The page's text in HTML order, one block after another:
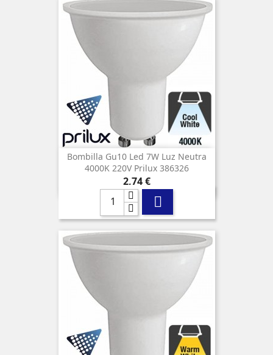
Bombilla Gu10 Led 7W Luz Neutra
4000K 220V Prilux 386326
Precio
2,74 €
